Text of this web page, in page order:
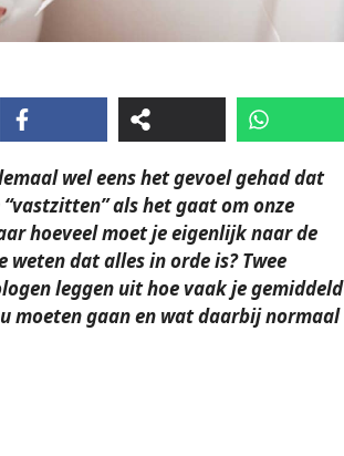
wel eens het gevoel gehad dat
“vastzitten” als het gaat om onze
hoeveel moet je eigenlijk naar de
weten dat alles in orde is? Twee
leggen uit hoe vaak je gemiddeld
moeten gaan en wat daarbij normaal